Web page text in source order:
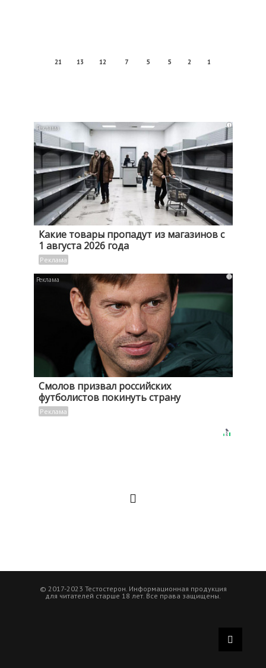
21 13 12 7 5 5 2 1
i
Какие товары пропадут из магазинов с
1 августа 2026 года
i
Смолов призвал российских
футболистов покинуть страну
© 2017-2023 Тестостерон. Информационная продукция
для читателей старше 18 лет. Все права защищены.